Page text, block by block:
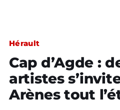
Hérault
Cap d’Agde :
artistes
Arènes tout